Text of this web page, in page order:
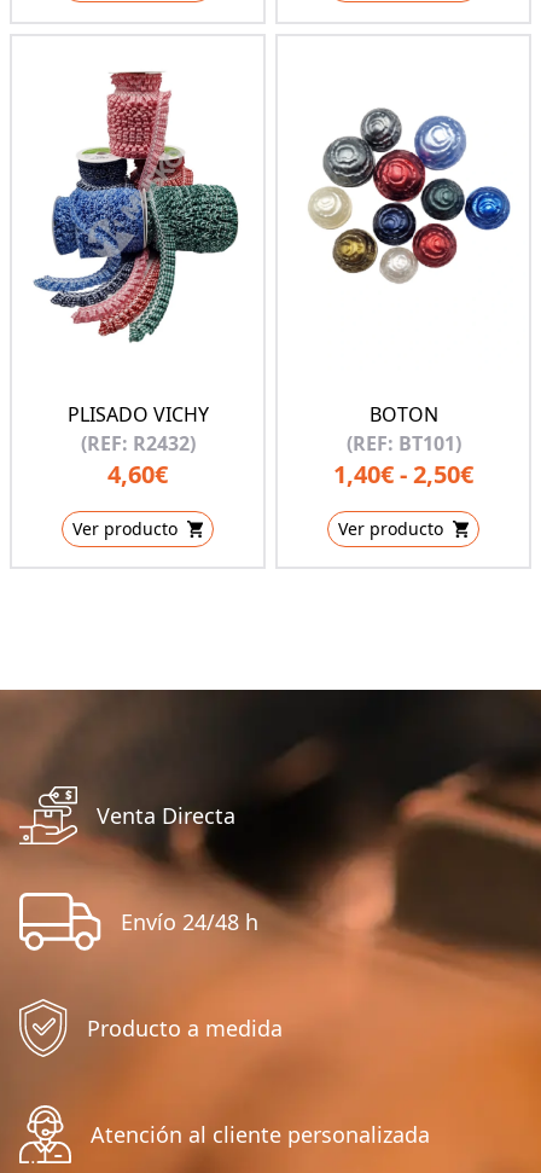
PLISADO VICHY
(REF: R2432)
4,60€
Ver producto
BOTON
(REF: BT101)
1,40€ - 2,50€
Ver producto
Venta Directa
Envío 24/48 h
Producto a medida
Atención al cliente personalizada